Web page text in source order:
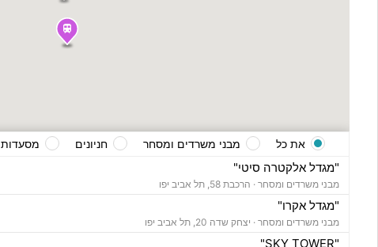
"מגדל אלקטרה סיטי"
מבני משרדים ומסחר · הרכבת 58, תל אביב יפו
"מגדל אקרו"
מבני משרדים ומסחר · יצחק שדה 20, תל אביב יפו
"SKY TOWER"
את כל מבני משרדים ומסחר חניונים מסעדות